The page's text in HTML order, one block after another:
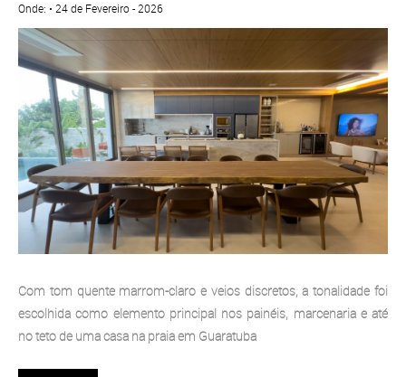
Onde: • 24 de Fevereiro - 2026
Com tom quente marrom-claro e veios discretos, a tonalidade foi
escolhida como elemento principal nos painéis, marcenaria e até
no teto de uma casa na praia em Guaratuba